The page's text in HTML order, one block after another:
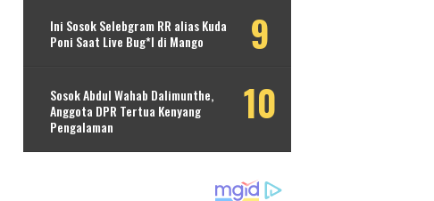
Ini Sosok Selebgram RR alias Kuda
Poni Saat Live Bug*l di Mango
Sosok Abdul Wahab Dalimunthe,
Anggota DPR Tertua Kenyang
Pengalaman